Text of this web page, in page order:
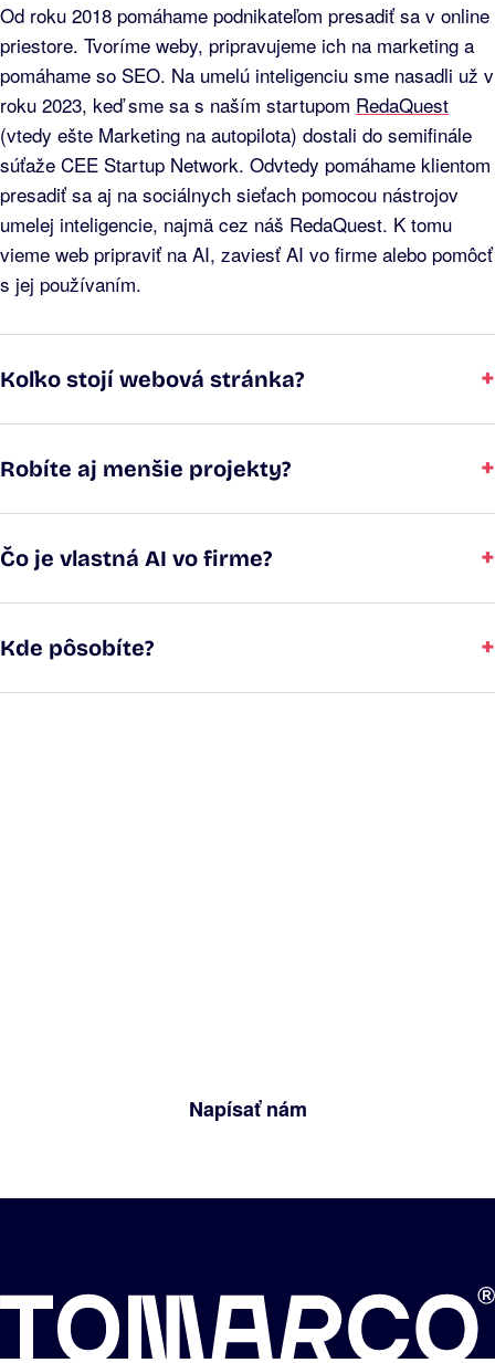
Od roku 2018 pomáhame podnikateľom presadiť sa v online
priestore. Tvoríme weby, pripravujeme ich na marketing a
pomáhame so SEO. Na umelú inteligenciu sme nasadli už v
roku 2023, keď sme sa s naším startupom RedaQuest
(vtedy ešte Marketing na autopilota) dostali do semifinále
súťaže CEE Startup Network. Odvtedy pomáhame klientom
presadiť sa aj na sociálnych sieťach pomocou nástrojov
umelej inteligencie, najmä cez náš RedaQuest. K tomu
vieme web pripraviť na AI, zaviesť AI vo firme alebo pomôcť
s jej používaním.
Koľko stojí webová stránka? +
Robíte aj menšie projekty? +
Čo je vlastná AI vo firme? +
Kde pôsobíte? +
Napísať nám